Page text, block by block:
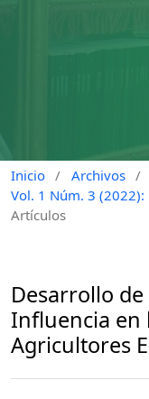
Inicio / Archivos /
Vol. 1 Núm. 3 (2022):
Artículos
Desarrollo
Influencia en
Agricultores